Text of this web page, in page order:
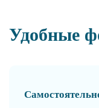
Удобные